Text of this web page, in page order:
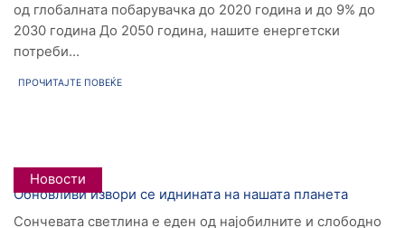
од глобалната побарувачка до 2020 година и до 9% до
2030 година До 2050 година, нашите енергетски
потреби...
ПРОЧИТАЈТЕ ПОВЕЌЕ
Новости
Обновливи извори се иднината на нашата планета
Сончевата светлина е еден од најобилните и слободно